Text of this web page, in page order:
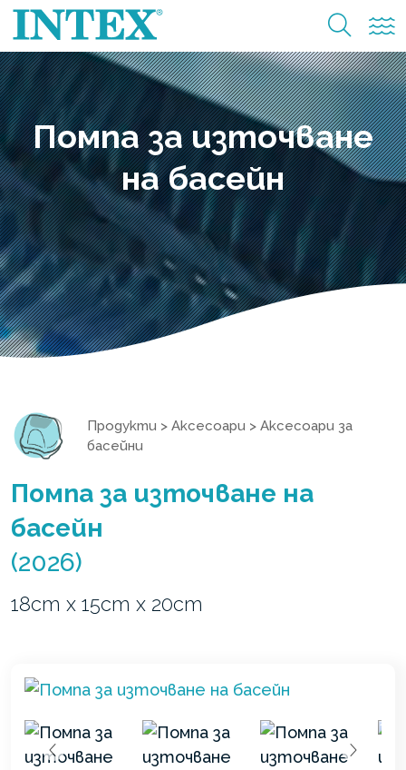
Помпа за източване
на басейн
Продукти > Аксесоари > Аксесоари за
басейни
Помпа за източване на
басейн
(2026)
18cm x 15cm x 20cm